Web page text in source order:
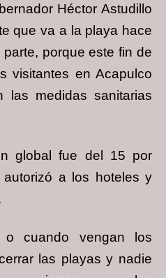
Héctor Astudillo
que va a la playa hace
porque este fin de
visitantes en Acapulco
las medidas sanitarias
global fue del 15 por
a los hoteles y
cuando vengan los
las playas y nadie